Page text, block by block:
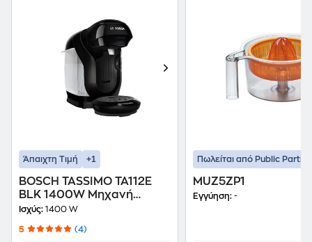
Άπαιχτη Τιμή +1
ΒΟSCH TASSIMO TA112E
BLK 1400W Μηχανή
Espresso
Ισχύς: 1400 W
5 (4)
Πωλείται από Public
MUZ5ZP1
Εγγύηση: -